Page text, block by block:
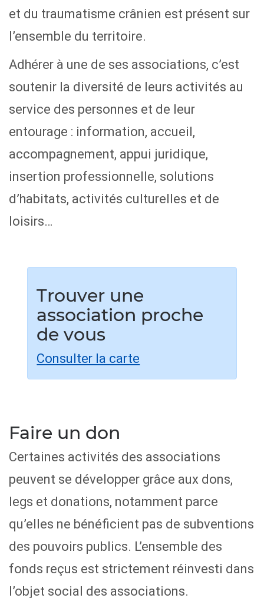
et du traumatisme crânien est présent sur
l’ensemble du territoire.
Adhérer à une de ses associations, c’est
soutenir la diversité de leurs activités au
service des personnes et de leur
entourage : information, accueil,
accompagnement, appui juridique,
insertion professionnelle, solutions
d’habitats, activités culturelles et de
loisirs…
Trouver une
association proche
de vous
Consulter la carte
Faire un don
Certaines activités des associations
peuvent se développer grâce aux dons,
legs et donations, notamment parce
qu’elles ne bénéficient pas de subventions
des pouvoirs publics. L’ensemble des
fonds reçus est strictement réinvesti dans
l’objet social des associations.